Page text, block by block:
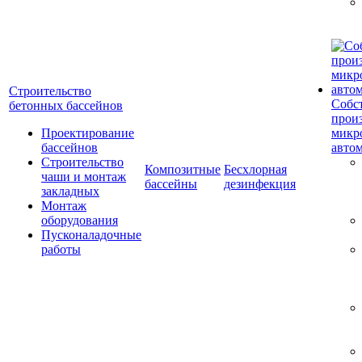
Строительство
бетонных бассейнов
Проектирование
бассейнов
Строительство
чаши и монтаж
закладных
Монтаж
оборудования
Пусконаладочные
работы
Композитные
бассейны
Бесхлорная
дезинфекция